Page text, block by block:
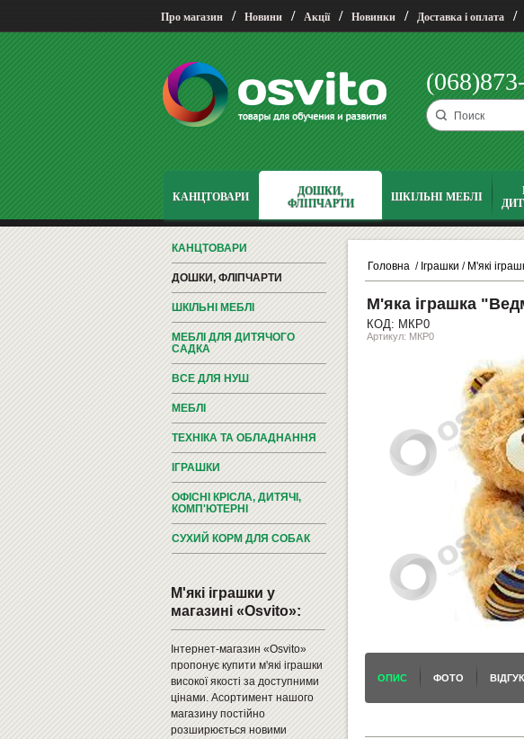
Про магазин / Новини / Акції / Новинки / Доставка і оплата /
КАНЦТОВАРИ
ДОШКИ,
ФЛІПЧАРТИ
ШКІЛЬНІ МЕБЛІ
КАНЦТОВАРИ
ДОШКИ, ФЛІПЧАРТИ
ШКІЛЬНІ МЕБЛІ
МЕБЛІ ДЛЯ ДИТЯЧОГО
САДКА
ВСЕ ДЛЯ НУШ
МЕБЛІ
ТЕХНІКА ТА ОБЛАДНАННЯ
ІГРАШКИ
ОФІСНІ КРІСЛА, ДИТЯЧІ,
КОМП'ЮТЕРНІ
СУХИЙ КОРМ ДЛЯ СОБАК
М'які іграшки у
магазині «Osvito»:
Інтернет-магазин «Osvito»
пропонує купити м'які іграшки
високої якості за доступними
цінами. Асортимент нашого
магазину постійно
розширюється новими
Головна / Іграшки / М'які
М'яка іграшка
КОД: МКР0
Артикул: МКР0
ОПИС ФОТО